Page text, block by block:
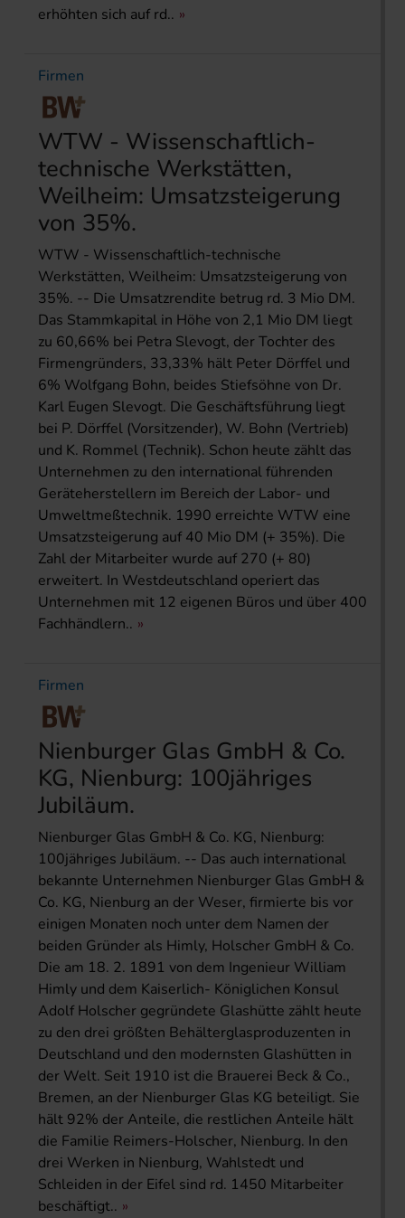
erhöhten sich auf rd..
Firmen
WTW - Wissenschaftlich-
technische Werkstätten,
Weilheim: Umsatzsteigerung
von 35%.
WTW - Wissenschaftlich-technische
Werkstätten, Weilheim: Umsatzsteigerung von
35%. -- Die Umsatzrendite betrug rd. 3 Mio DM.
Das Stammkapital in Höhe von 2,1 Mio DM liegt
zu 60,66% bei Petra Slevogt, der Tochter des
Firmengründers, 33,33% hält Peter Dörffel und
6% Wolfgang Bohn, beides Stiefsöhne von Dr.
Karl Eugen Slevogt. Die Geschäftsführung liegt
bei P. Dörffel (Vorsitzender), W. Bohn (Vertrieb)
und K. Rommel (Technik). Schon heute zählt das
Unternehmen zu den international führenden
Geräteherstellern im Bereich der Labor- und
Umweltmeßtechnik. 1990 erreichte WTW eine
Umsatzsteigerung auf 40 Mio DM (+ 35%). Die
Zahl der Mitarbeiter wurde auf 270 (+ 80)
erweitert. In Westdeutschland operiert das
Unternehmen mit 12 eigenen Büros und über 400
Fachhändlern..
Firmen
Nienburger Glas GmbH & Co.
KG, Nienburg: 100jähriges
Jubiläum.
Nienburger Glas GmbH & Co. KG, Nienburg:
100jähriges Jubiläum. -- Das auch international
bekannte Unternehmen Nienburger Glas GmbH &
Co. KG, Nienburg an der Weser, firmierte bis vor
einigen Monaten noch unter dem Namen der
beiden Gründer als Himly, Holscher GmbH & Co.
Die am 18. 2. 1891 von dem Ingenieur William
Himly und dem Kaiserlich- Königlichen Konsul
Adolf Holscher gegründete Glashütte zählt heute
zu den drei größten Behälterglasproduzenten in
Deutschland und den modernsten Glashütten in
der Welt. Seit 1910 ist die Brauerei Beck & Co.,
Bremen, an der Nienburger Glas KG beteiligt. Sie
hält 92% der Anteile, die restlichen Anteile hält
die Familie Reimers-Holscher, Nienburg. In den
drei Werken in Nienburg, Wahlstedt und
Schleiden in der Eifel sind rd. 1450 Mitarbeiter
beschäftigt..